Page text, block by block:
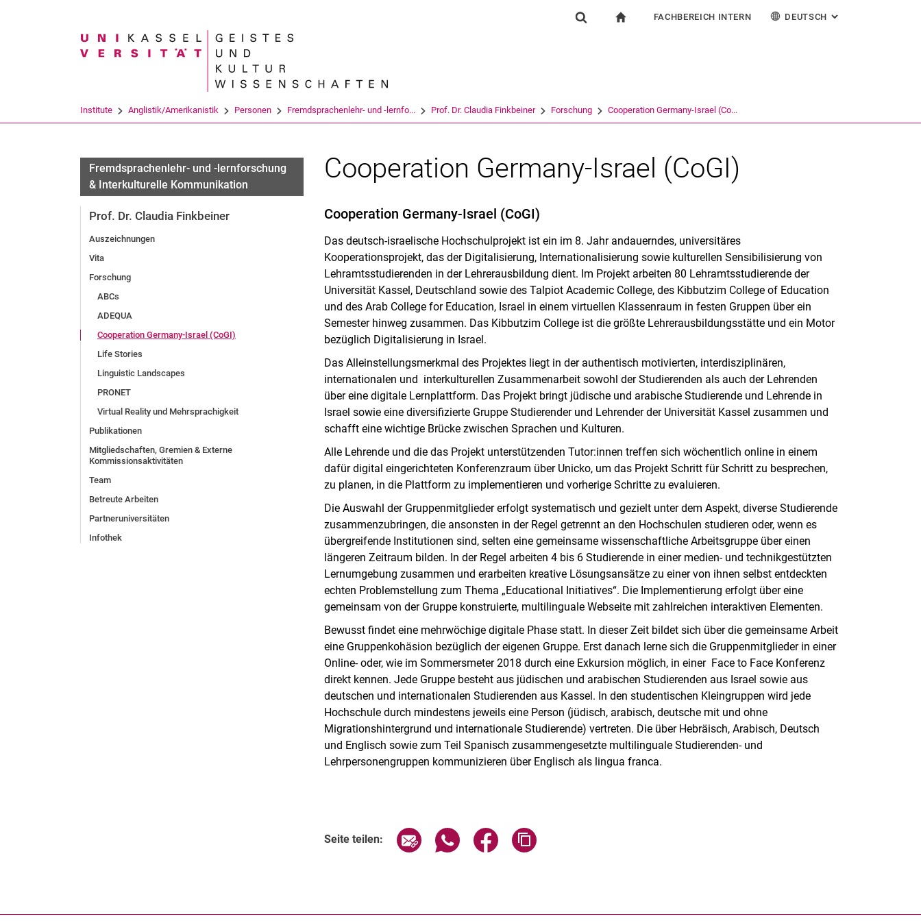
Springe direkt zu: Inhalt
Springe direkt zu: Suche
Springe direkt zu: Hauptnavigation
Suchbegriff
FACHBEREICH INTERN DEUTSCH : ALTERNATIVE
Institute Anglistik/Amerikanistik Personen Fremdsprachenlehr- und -lernfo... Prof. Dr. Claudia Finkbeiner Forschung Cooperation Germany-Israel (Co...
Fremdsprachenlehr- und -lernforschung
& Interkulturelle Kommunikation
Prof. Dr. Claudia Finkbeiner
Auszeichnungen
Vita
Forschung
ABCs
ADEQUA
Cooperation Germany-Israel (CoGI)
Life Stories
Linguistic Landscapes
PRONET
Virtual Reality und Mehrsprachigkeit
Publikationen
Mitgliedschaften, Gremien & Externe
Kommissionsaktivitäten
Team
Betreute Arbeiten
Partneruniversitäten
Infothek
Cooperation Germany-Israel (CoGI)
Cooperation Germany-Israel (CoGI)
Das deutsch-israelische Hochschulprojekt ist ein im 8. Jahr andauerndes, universitäres
Kooperationsprojekt, das der Digitalisierung, Internationalisierung sowie kulturellen Sensibilisierung von
Lehramtsstudierenden in der Lehrerausbildung dient. Im Projekt arbeiten 80 Lehramtsstudierende der
Universität Kassel, Deutschland sowie des Talpiot Academic College, des Kibbutzim College of Education
und des Arab College for Education, Israel in einem virtuellen Klassenraum in festen Gruppen über ein
Semester hinweg zusammen. Das Kibbutzim College ist die größte Lehrerausbildungsstätte und ein Motor
bezüglich Digitalisierung in Israel.
Das Alleinstellungsmerkmal des Projektes liegt in der authentisch motivierten, interdisziplinären,
internationalen und interkulturellen Zusammenarbeit sowohl der Studierenden als auch der Lehrenden
über eine digitale Lernplattform. Das Projekt bringt jüdische und arabische Studierende und Lehrende in
Israel sowie eine diversifizierte Gruppe Studierender und Lehrender der Universität Kassel zusammen und
schafft eine wichtige Brücke zwischen Sprachen und Kulturen.
Alle Lehrende und die das Projekt unterstützenden Tutor:innen treffen sich wöchentlich online in einem
dafür digital eingerichteten Konferenzraum über Unicko, um das Projekt Schritt für Schritt zu besprechen,
zu planen, in die Plattform zu implementieren und vorherige Schritte zu evaluieren.
Die Auswahl der Gruppenmitglieder erfolgt systematisch und gezielt unter dem Aspekt, diverse Studierende
zusammenzubringen, die ansonsten in der Regel getrennt an den Hochschulen studieren oder, wenn es
übergreifende Institutionen sind, selten eine gemeinsame wissenschaftliche Arbeitsgruppe über einen
längeren Zeitraum bilden. In der Regel arbeiten 4 bis 6 Studierende in einer medien- und technikgestützten
Lernumgebung zusammen und erarbeiten kreative Lösungsansätze zu einer von ihnen selbst entdeckten
echten Problemstellung zum Thema „Educational Initiatives“. Die Implementierung erfolgt über eine
gemeinsam von der Gruppe konstruierte, multilinguale Webseite mit zahlreichen interaktiven Elementen.
Bewusst findet eine mehrwöchige digitale Phase statt. In dieser Zeit bildet sich über die gemeinsame Arbeit
eine Gruppenkohäsion bezüglich der eigenen Gruppe. Erst danach lerne sich die Gruppenmitglieder in einer
Online- oder, wie im Sommersmeter 2018 durch eine Exkursion möglich, in einer Face to Face Konferenz
direkt kennen. Jede Gruppe besteht aus jüdischen und arabischen Studierenden aus Israel sowie aus
deutschen und internationalen Studierenden aus Kassel. In den studentischen Kleingruppen wird jede
Hochschule durch mindestens jeweils eine Person (jüdisch, arabisch, deutsche mit und ohne
Migrationshintergrund und internationale Studierende) vertreten. Die über Hebräisch, Arabisch, Deutsch
und Englisch sowie zum Teil Spanisch zusammengesetzte multilinguale Studierenden- und
Lehrpersonengruppen kommunizieren über Englisch als lingua franca.
Seite teilen: Seite über E-Mail teilen
Seite über WhatsApp teilen (externer Link, öffnet neues Fenster)
Seite über Facebook teilen (externer Link, öffnet neues Fenster)